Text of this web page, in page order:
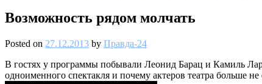
Возможность рядом молчать
Posted on 27.12.2013 by Правда-24
В гостях у программы побывали Леонид Барац и Камиль
одноименного спектакля и почему актеров театра больше